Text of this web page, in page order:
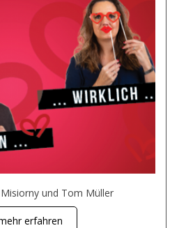
und Tom Müller
erfahren